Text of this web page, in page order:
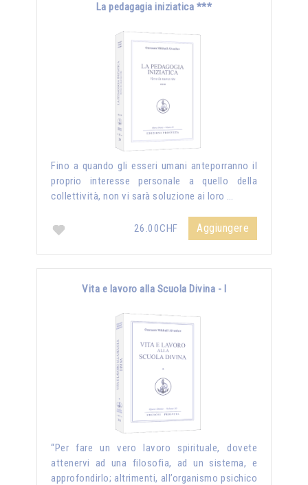
La pedagagia iniziatica ***
Fino a quando gli esseri umani anteporranno il
proprio interesse personale a quello della
collettività, non vi sarà soluzione ai loro …
26.00CHF Aggiungere
Vita e lavoro alla Scuola Divina - I
“Per fare un vero lavoro spirituale, dovete
attenervi ad una filosofia, ad un sistema, e
approfondirlo; altrimenti, all’organismo psichico